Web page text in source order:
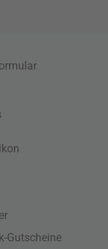
Gutscheine